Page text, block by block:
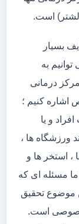
است.
بسیار
به
درمانی
اشاره کنیم ؛
و یا
ورزشگاه ها ،
، استخر ها و
مسئله ای که
موضوع تحقیق
خصوصی است.